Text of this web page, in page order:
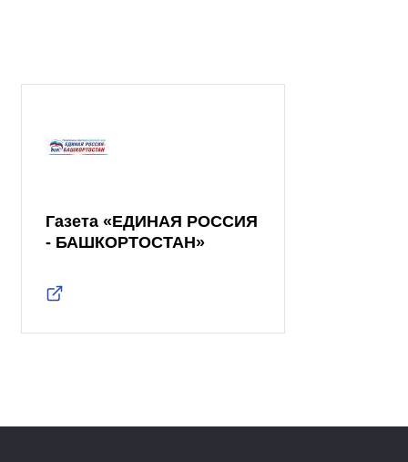
Газета «ЕДИНАЯ РОССИЯ
- БАШКОРТОСТАН»